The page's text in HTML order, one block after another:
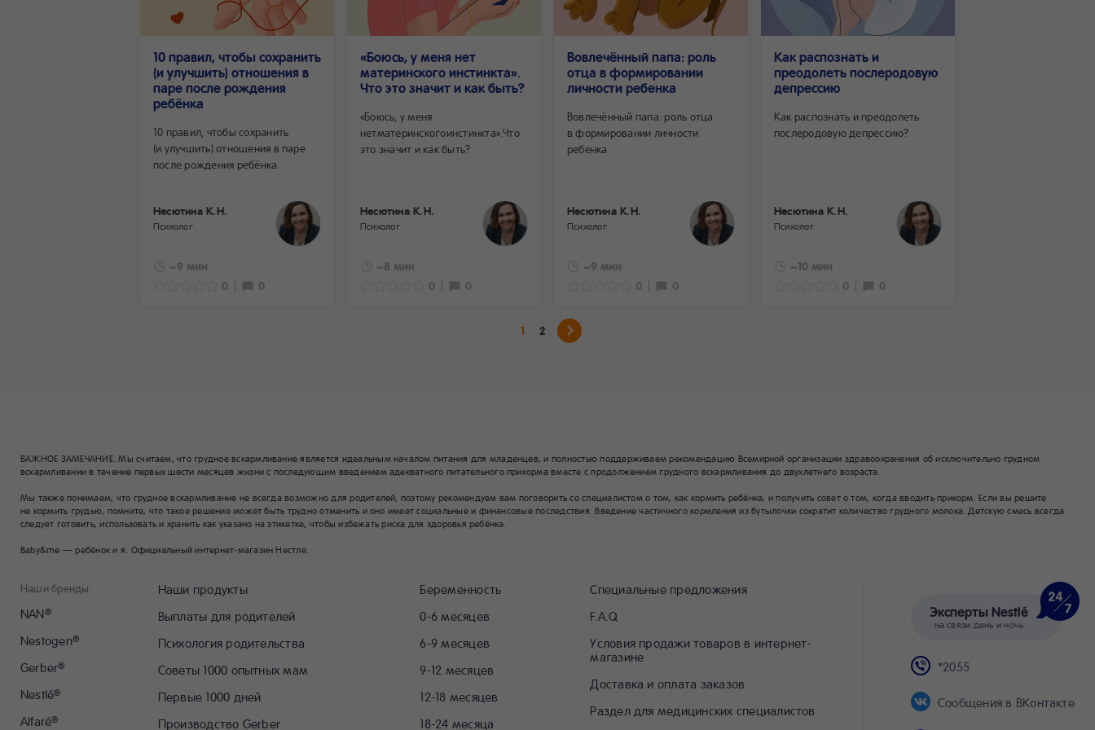
10 правил, чтобы сохранить
(и улучшить) отношения в
паре после рождения
ребёнка
10 правил, чтобы сохранить
(и улучшить) отношения в паре
после рождения ребёнка
Несютина К.Н.
Психолог
~9 мин
0
0
«Боюсь, у меня нет
материнского инстинкта».
Что это значит и как быть?
«Боюсь, у меня
нетматеринскогоинстинкта».Что
это значит и как быть?
Несютина К.Н.
Психолог
~8 мин
0
0
Вовлечённый папа: роль
отца в формировании
личности ребенка
Вовлечённый папа: роль отца
в формировании личности
ребенка
Несютина К.Н.
Психолог
~9 мин
0
0
Как распознать и
преодолеть послеродовую
депрессию
Как распознать и преодолеть
послеродовую депрессию?
Несютина К.Н.
Психолог
~10 мин
0
0
1 2
ВАЖНОЕ ЗАМЕЧАНИЕ. Мы считаем, что грудное вскармливание является идеальным началом питания для младенцев, и полностью поддерживаем рекомендацию Всемирной организации здравоохранения об исключительно грудном
вскармливании в течение первых шести месяцев жизни с последующим введением адекватного питательного прикорма вместе с продолжением грудного вскармливания до двухлетнего возраста.
Мы также понимаем, что грудное вскармливание не всегда возможно для родителей, поэтому рекомендуем вам поговорить со специалистом о том, как кормить ребёнка, и получить совет о том, когда вводить прикорм. Если вы решите
не кормить грудью, помните, что такое решение может быть трудно отменить и оно имеет социальные и финансовые последствия. Введение частичного кормления из бутылочки сократит количество грудного молока. Детскую смесь всегда
следует готовить, использовать и хранить как указано на этикетке, чтобы избежать риска для здоровья ребёнка.
Baby&me — ребёнок и я. Официальный интернет-магазин Нестле.
Наши бренды
NAN®
Nestogen®
Gerber®
Nestlé®
Alfaré®
Наши продукты
Выплаты для родителей
Психология родительства
Советы 1000 опытных мам
Первые 1000 дней
Производство Gerber
Беременность
0-6 месяцев
6-9 месяцев
9-12 месяцев
12-18 месяцев
18-24 месяца
Специальные предложения
F.A.Q
Условия продажи товаров в интернет-
магазине
Доставка и оплата заказов
Раздел для медицинских специалистов
Эксперты Nestlé
на связи день и ночь
*2055
Сообщения в ВКонтакте